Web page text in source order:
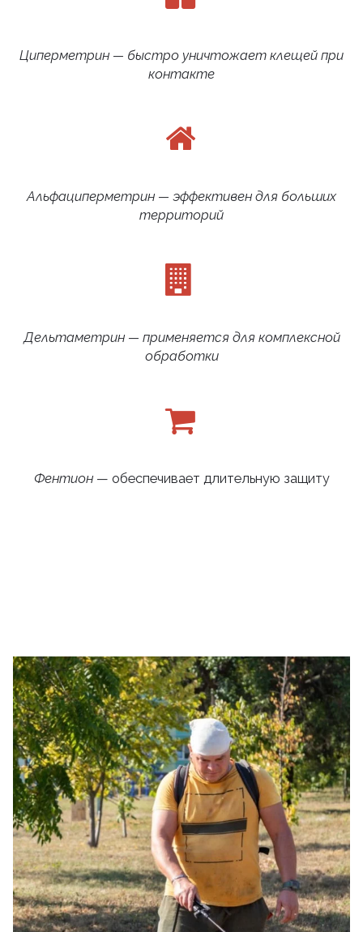
Циперметрин — быстро уничтожает клещей при
контакте
Альфациперметрин — эффективен для больших
территорий
Дельтаметрин — применяется для комплексной
обработки
Фентион— обеспечивает длительную защиту